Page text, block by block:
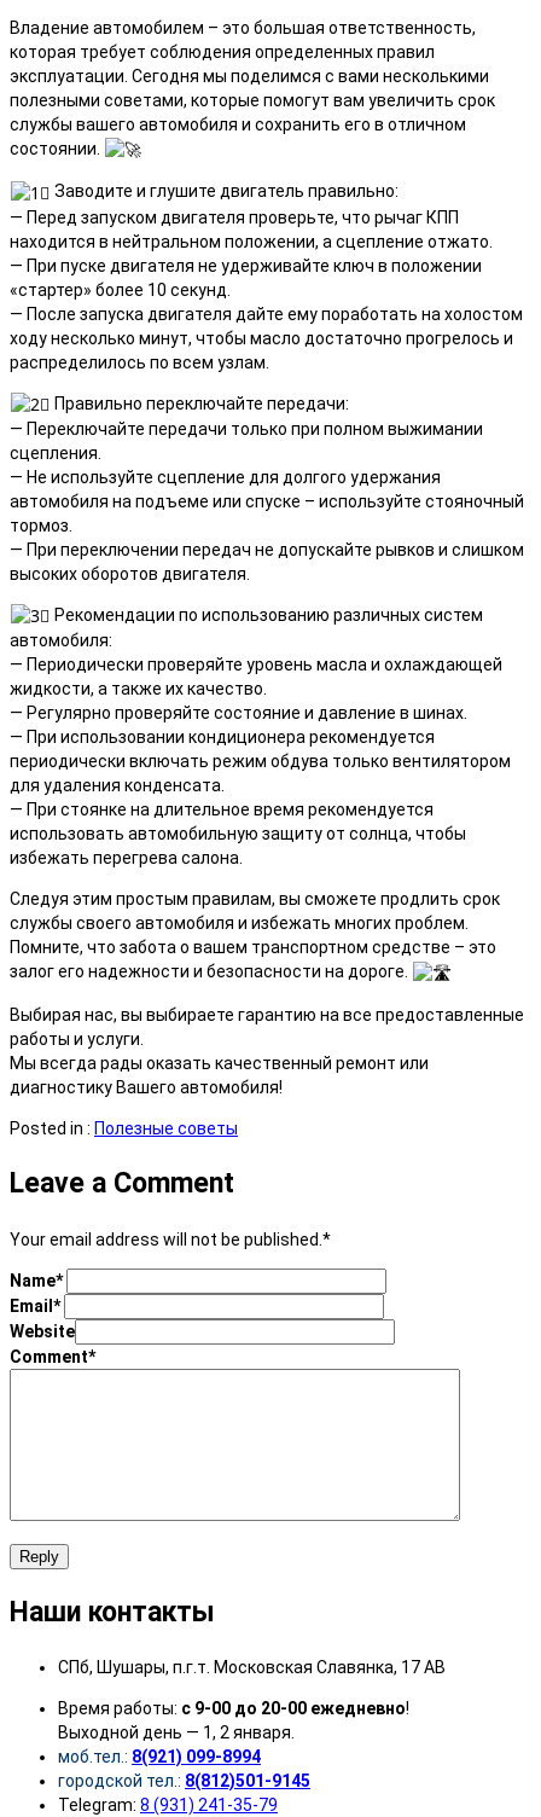
Владение автомобилем – это большая ответственность,
которая требует соблюдения определенных правил
эксплуатации. Сегодня мы поделимся с вами несколькими
полезными советами, которые помогут вам увеличить срок
службы вашего автомобиля и сохранить его в отличном
состоянии.
Заводите и глушите двигатель правильно:
— Перед запуском двигателя проверьте, что рычаг КПП
находится в нейтральном положении, а сцепление отжато.
— При пуске двигателя не удерживайте ключ в положении
«стартер» более 10 секунд.
— После запуска двигателя дайте ему поработать на холостом
ходу несколько минут, чтобы масло достаточно прогрелось и
распределилось по всем узлам.
Правильно переключайте передачи:
— Переключайте передачи только при полном выжимании
сцепления.
— Не используйте сцепление для долгого удержания
автомобиля на подъеме или спуске – используйте стояночный
тормоз.
— При переключении передач не допускайте рывков и слишком
высоких оборотов двигателя.
Рекомендации по использованию различных систем
автомобиля:
— Периодически проверяйте уровень масла и охлаждающей
жидкости, а также их качество.
— Регулярно проверяйте состояние и давление в шинах.
— При использовании кондиционера рекомендуется
периодически включать режим обдува только вентилятором
для удаления конденсата.
— При стоянке на длительное время рекомендуется
использовать автомобильную защиту от солнца, чтобы
избежать перегрева салона.
Следуя этим простым правилам, вы сможете продлить срок
службы своего автомобиля и избежать многих проблем.
Помните, что забота о вашем транспортном средстве – это
залог его надежности и безопасности на дороге.
Выбирая нас, вы выбираете гарантию на все предоставленные
работы и услуги.
Мы всегда рады оказать качественный ремонт или
диагностику Вашего автомобиля!
Posted in : Полезные советы
Leave a Comment
Your email address will not be published. *
Name*
Email *
Website
Comment*
Reply
Наши контакты
СПб, Шушары, п.г.т. Московская Славянка, 17 АВ
Время работы: с 9-00 до 20-00 ежедневно!
Выходной день — 1, 2 января.
моб.тел.: 8(921) 099-8994
городской тел.: 8(812)501-9145
Telegram: 8 (931) 241-35-79